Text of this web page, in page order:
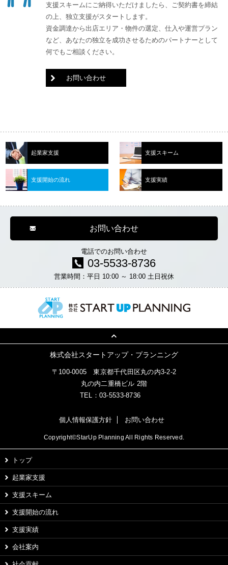
支援スキームにご納得いただけましたら、ご契約書を締結
の上、独立支援がスタートします。
資金調達から出店エリア・物件の選定、仕入や運営プラン
など、あなたの独立を成功させるためのパートナーとして
何でもご相談ください。
お問い合わせ
起業家支援 支援スキーム
支援開始の流れ 支援実績
お問い合わせ
電話でのお問い合わせ
03-5533-8736
営業時間：平日 10:00 ～ 18:00 土日祝休
株式会社スタートアップ・プランニング
〒100-0005東京都千代田区丸の内3-2-2
丸の内二重橋ビル 2階
TEL： 03-5533-8736
個人情報保護方針 お問い合わせ
Copyright©StarUp Planning All Rights Reserved.
トップ
起業家支援
支援スキーム
支援開始の流れ
支援実績
会社案内